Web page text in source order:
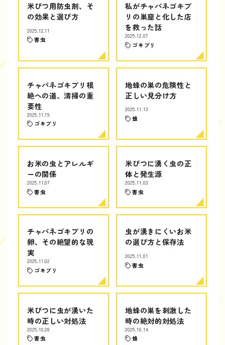
米びつ用防虫剤、そ
の効果と選び方
2025.12.11
害虫
私がチャバネゴキブ
リの巣窟と化した店
を救った話
2025.12.07
ゴキブリ
チャバネゴキブリ根
絶への道、清掃の重
要性
2025.11.19
ゴキブリ
地蜂の巣の危険性と
正しい見分け方
2025.11.13
蜂
お米の虫とアレルギ
ーの関係
2025.11.07
害虫
米びつに湧く虫の正
体と発生源
2025.11.03
害虫
チャバネゴキブリの
卵、その絶望的な現
実
2025.11.02
ゴキブリ
虫が湧きにくいお米
の選び方と保存法
2025.11.01
害虫
米びつに虫が湧いた
時の正しい対処法
2025.10.28
害虫
地蜂の巣を刺激した
時の絶対的対処法
2025.10.14
蜂